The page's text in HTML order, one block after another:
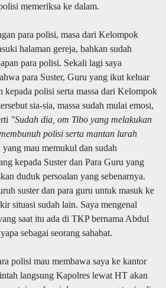
memeriksa ke dalam.
para polisi, masa dari Kelompok
halaman gereja, bahkan sudah
para polisi. Sekali lagi saya
para Suster, Guru yang ikut keluar
kepada polisi serta massa dari Kelompok
sia-sia, massa sudah mulai emosi,
"Sudah dia, om Tibo yang melakukan
polisi serta mantan lurah
yang mau memukul dan sudah
kepada Suster dan Para Guru yang
duduk persoalan yang sebenarnya.
suster dan para guru untuk masuk ke
situasi sudah lain. Saya mengenal
saat itu ada di TKP bernama Abdul
sebagai seorang sahabat.
polisi mau membawa saya ke kantor
langsung Kapolres lewat HT akan